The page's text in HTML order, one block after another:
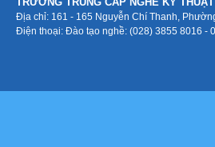
Địa chỉ: 161 - 165 Nguyễn Chí Thanh,
Điện thoại: Đào tạo nghề: (028) 3855 8016 -